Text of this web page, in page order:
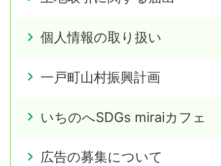
個人情報の取り扱い
一戸町山村振興計画
いちのへSDGs miraiカフェ
広告の募集について